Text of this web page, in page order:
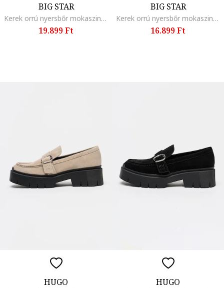
BIG STAR
Kerek orrú nyersbőr mokaszin, Tópbarna
19.899 Ft
BIG STAR
Kerek orrú nyersbőr mokaszin, Fekete
16.899 Ft
HUGO HUGO